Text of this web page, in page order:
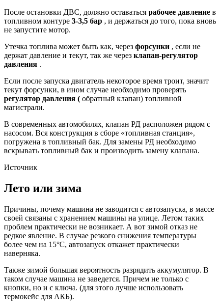
После остановки ДВС, должно оставаться рабочее давление в
топливном контуре 3-3,5 бар , и держаться до того, пока вновь
не запустите мотор.
Утечка топлива может быть как, через форсунки , если не
держат давление и текут, так же через клапан-регулятор
давления .
Если после запуска двигатель некоторое время троит, значит
текут форсунки, в ином случае необходимо проверять
регулятор давления ( обратный клапан) топливной
магистрали.
В современных автомобилях, клапан РД расположен рядом с
насосом. Вся конструкция в сборе «топливная станция»,
погружена в топливный бак. Для замены РД необходимо
вскрывать топливный бак и производить замену клапана.
Источник
Лето или зима
Причины, почему машина не заводится с автозапуска, в массе
своей связаны с хранением машины на улице. Летом таких
проблем практически не возникает. А вот зимой отказ не
редкое явление. В случае резкого снижения температуры
более чем на 15°C, автозапуск откажет практически
наверняка.
Также зимой большая вероятность разрядить аккумулятор. В
таком случае машина не заведется. Причем не только с
кнопки, но и с ключа. (для этого лучше использовать
термокейс для АКБ).